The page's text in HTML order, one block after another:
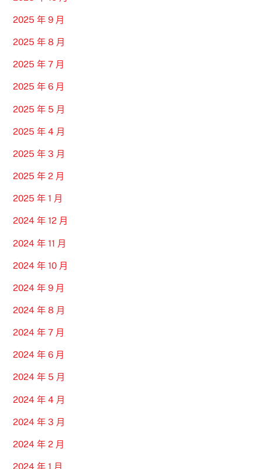
2025 年 9 月
2025 年 8 月
2025 年 7 月
2025 年 6 月
2025 年 5 月
2025 年 4 月
2025 年 3 月
2025 年 2 月
2025 年 1 月
2024 年 12 月
2024 年 11 月
2024 年 10 月
2024 年 9 月
2024 年 8 月
2024 年 7 月
2024 年 6 月
2024 年 5 月
2024 年 4 月
2024 年 3 月
2024 年 2 月
2024 年 1 月